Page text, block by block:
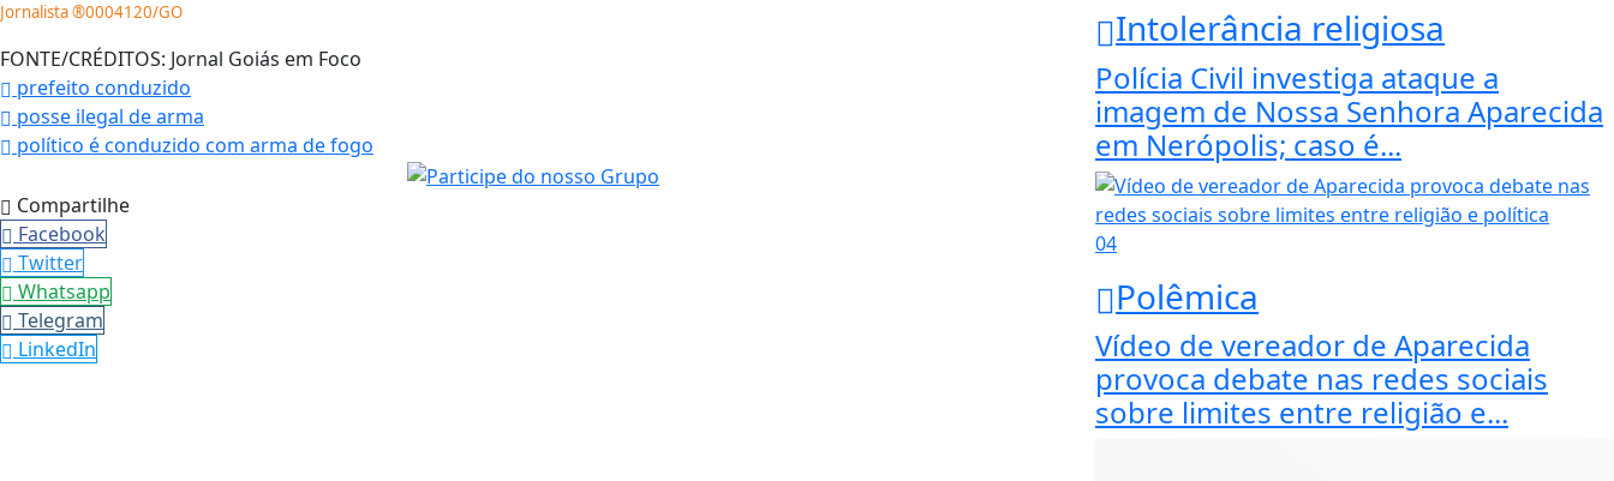
Jornalista ®0004120/GO
FONTE/CRÉDITOS: Jornal Goiás em Foco
prefeito conduzido
posse ilegal de arma
político é conduzido com arma de fogo
Compartilhe
Facebook
Twitter
Whatsapp
Telegram
LinkedIn
Intolerância religiosa
Polícia Civil investiga ataque a
imagem de Nossa Senhora Aparecida
em Nerópolis; caso é...
04
Polêmica
Vídeo de vereador de Aparecida
provoca debate nas redes sociais
sobre limites entre religião e...